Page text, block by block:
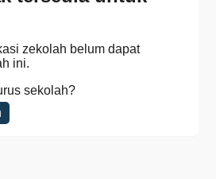
zekolah belum dapat
ini.
sekolah?